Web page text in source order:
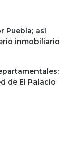
Puebla; así
inmobiliario
de El Palacio